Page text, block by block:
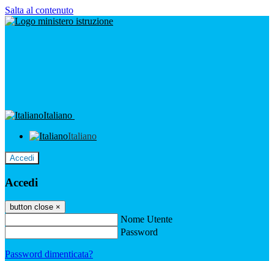
Salta al contenuto
Italiano
Italiano
Accedi
Accedi
button close ×
Nome Utente
Password
Password dimenticata?